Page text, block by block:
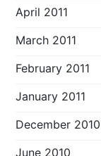
April 2011
March 2011
February 2011
January 2011
December 2010
June 2010